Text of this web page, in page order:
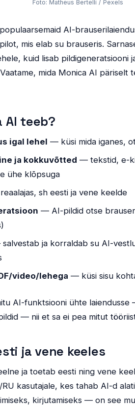
Foto: Matheus Bertelli / Pexels
AI-
mis elab su brauseris.
kuid lisab pildigeneratsiooni
mida Monica AI päriselt
AI teeb?
igal lehel — küsi mida iganes,
ja kokkuvõtted — tekstid, e-
ühe klõpsuga
sh eesti ja vene keelde
— AI-pildid otse
ja korraldab su AI-
video/lehega — küsi sisu
AI-funktsiooni ühte laiendusse
— nii et sa ei pea mitut
ja vene keeles
ja toetab eesti ning vene
RU kasutajale, kes tahab AI-d
kirjutamiseks — on see